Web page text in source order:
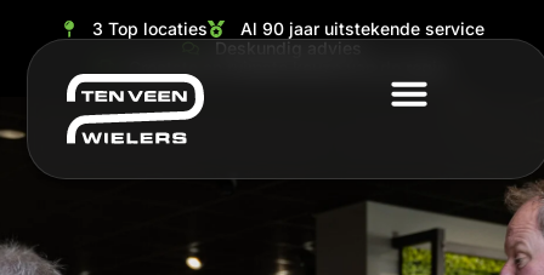
3 Top locaties
Al 90 jaar uitstekende service
Deskundig advies